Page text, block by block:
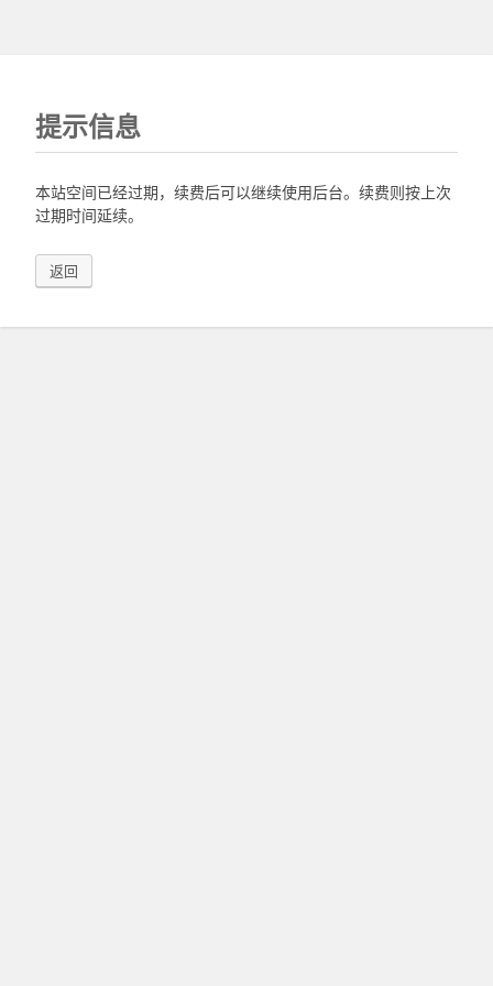
提示信息
本站空间已经过期，续费后可以继续使用后台。续费则按上次
过期时间延续。
返回